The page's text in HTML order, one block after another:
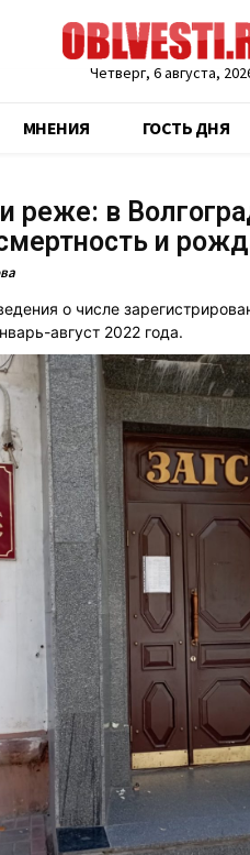
Четверг, 6 августа,
МНЕНИЯ ГОСТЬ ДНЯ
реже: в
и
о числе
август 2022 года.